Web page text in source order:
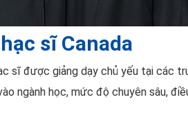
sĩ Canada
sĩ được giảng dạy chủ yếu tại các
ngành học, mức độ chuyên sâu,